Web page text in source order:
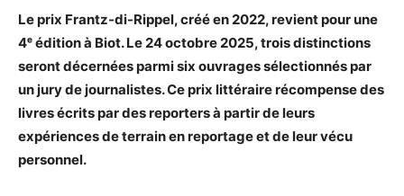
Le prix Frantz-di-Rippel, créé en 2022, revient pour une
4ᵉ édition à Biot. Le 24 octobre 2025, trois distinctions
seront décernées parmi six ouvrages sélectionnés par
un jury de journalistes. Ce prix littéraire récompense des
livres écrits par des reporters à partir de leurs
expériences de terrain en reportage et de leur vécu
personnel.